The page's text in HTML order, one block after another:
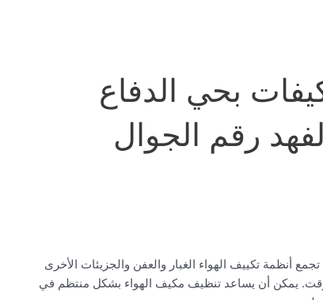
بحي الدفاع
رقم الجوال
أنظمة تكييف الهواء الغبار والعفن والجزيئات الأخرى
يمكن أن يساعد تنظيف مكيف الهواء بشكل منتظم في